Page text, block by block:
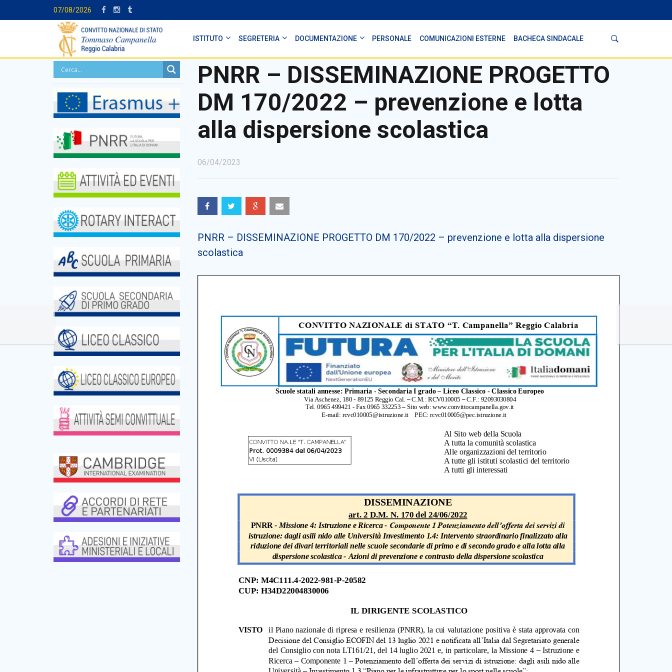
07/08/2026
ISTITUTO SEGRETERIA DOCUMENTAZIONE PERSONALE COMUNICAZIONI ESTERNE BACHECA SINDACALE
PNRR – DISSEMINAZIONE PROGETTO
DM 170/2022 – prevenzione e lotta
alla dispersione scolastica
06/04/2023
PNRR – DISSEMINAZIONE PROGETTO DM 170/2022 – prevenzione e lotta alla dispersione
scolastica